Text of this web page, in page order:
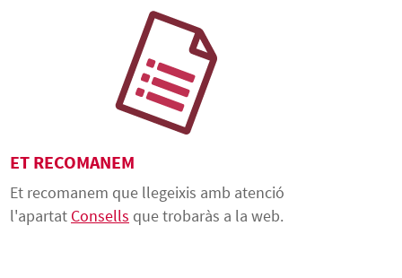
ET RECOMANEM
Et recomanem que llegeixis amb atenció
l'apartat Consells que trobaràs a la web.